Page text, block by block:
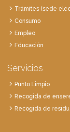
Trámites (sede
Consumo
Empleo
Educación
Servicios
Punto Limpio
Recogida de
Recogida de